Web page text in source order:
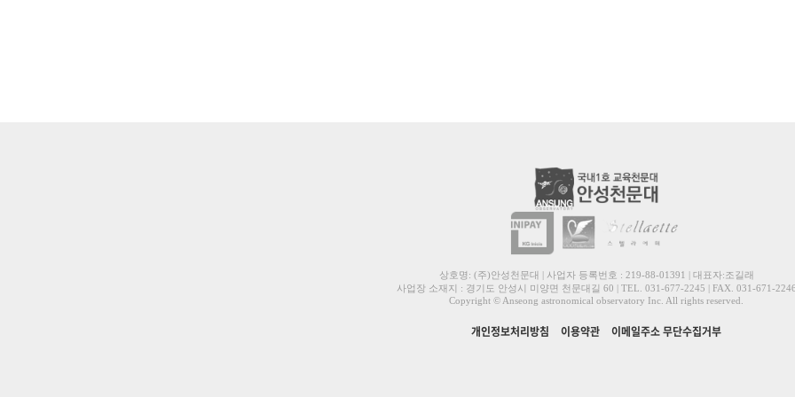
상호명: (주)안성천문대 | 사업자 등록번호 : 219-88-01391 | 대표자:조길래
사업장 소재지 : 경기도 안성시 미양면 천문대길 60 | TEL. 031-677-2245 | FAX. 031-671-
Copyright © Anseong astronomical observatory Inc. All rights reserved.
개인정보처리방침 이용약관 이메일주소 무단수집거부